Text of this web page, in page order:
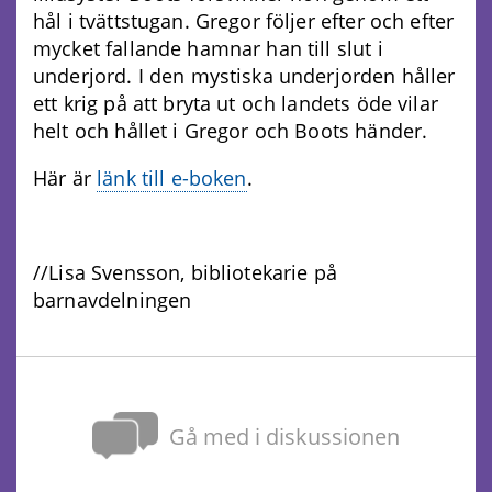
hål i tvättstugan. Gregor följer efter och efter
mycket fallande hamnar han till slut i
underjord. I den mystiska underjorden håller
ett krig på att bryta ut och landets öde vilar
helt och hållet i Gregor och Boots händer.
Här är länk till e-boken.
//Lisa Svensson, bibliotekarie på
barnavdelningen
Gå med i diskussionen